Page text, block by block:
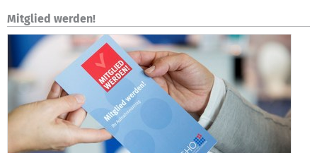
Mitglied werden!